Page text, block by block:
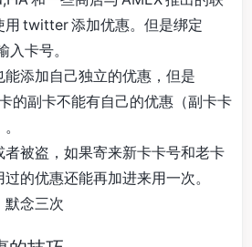
用 twitter 添加优惠。但是绑定
卡号。
能添加自己独立的优惠，但是
的副卡不能有自己的优惠（副卡卡
者被盗，如果寄来新卡卡号和老卡
的优惠还能再加进来用一次。
默念三次